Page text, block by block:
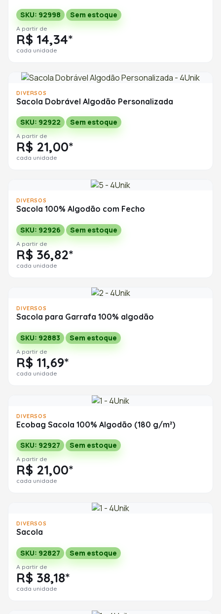
SKU: 92998 Sem estoque
A partir de
R$ 14,34*
cada unidade
DIVERSOS
Sacola Dobrável Algodão Personalizada
SKU: 92922 Sem estoque
A partir de
R$ 21,00*
cada unidade
DIVERSOS
Sacola 100% Algodão com Fecho
SKU: 92926 Sem estoque
A partir de
R$ 36,82*
cada unidade
DIVERSOS
Sacola para Garrafa 100% algodão
SKU: 92883 Sem estoque
A partir de
R$ 11,69*
cada unidade
DIVERSOS
Ecobag Sacola 100% Algodão (180 g/m²)
SKU: 92927 Sem estoque
A partir de
R$ 21,00*
cada unidade
DIVERSOS
Sacola
SKU: 92827 Sem estoque
A partir de
R$ 38,18*
cada unidade